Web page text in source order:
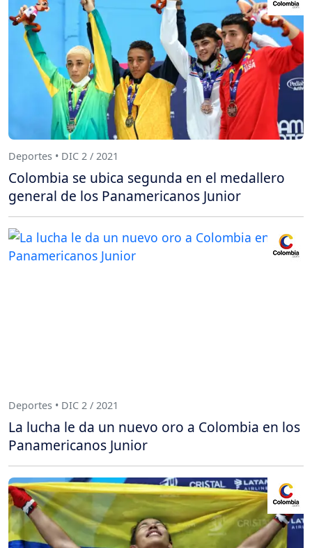
Deportes • DIC 2 / 2021
Colombia se ubica segunda en el medallero
general de los Panamericanos Junior
Deportes • DIC 2 / 2021
La lucha le da un nuevo oro a Colombia en los
Panamericanos Junior